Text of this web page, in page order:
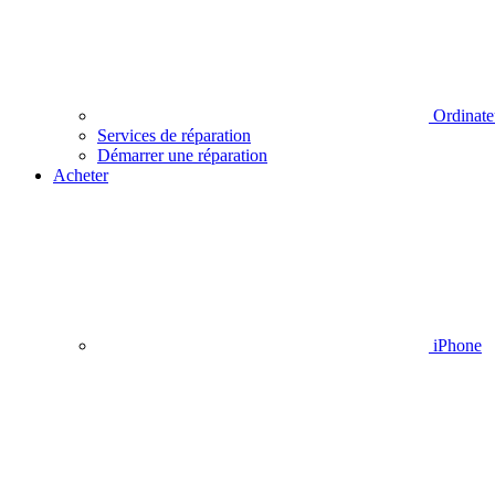
Services de réparation
Démarrer une réparation
Acheter
iPhone